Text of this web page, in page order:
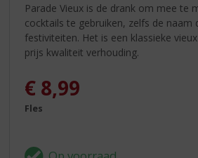
Parade Vieux is de drank om mee te
cocktails te gebruiken, zelfs de naam
festiviteiten. Het is een klassieke
prijs kwaliteit verhouding.
€ 8,99
Fles